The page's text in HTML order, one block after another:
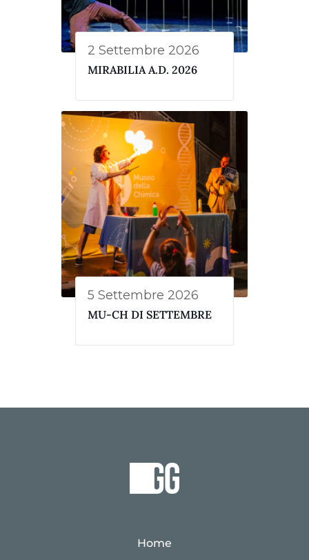
2 Settembre 2026
MIRABILIA A.D. 2026
5 Settembre 2026
MU-CH DI SETTEMBRE
Home